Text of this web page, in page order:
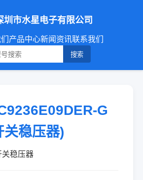
圳市水星电子有限公司
产品中心新闻资讯联系我们
搜索
G
关稳压器)
稳压器